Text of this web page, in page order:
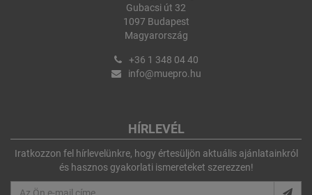
Gubacsi út 32
1097 Budapest
Magyarország
+36 1 348 04 40
info@muepro.hu
HÍRLEVÉL
Iratkozzon fel hírlevelünkre, hogy értesüljön aktuális ajánlatainkról
és hasznos gyakorlati ismereteket szerezzen!